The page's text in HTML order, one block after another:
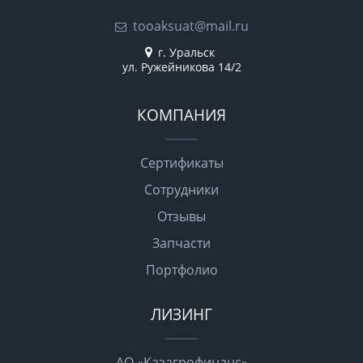
tooaksuat@mail.ru
г. Уральск
ул. Ружейникова 14/2
КОМПАНИЯ
Сертификаты
Сотрудники
Отзывы
Запчасти
Портфолио
ЛИЗИНГ